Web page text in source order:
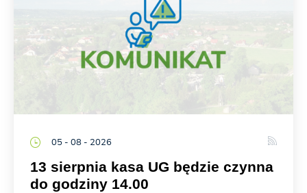
05 - 08 - 2026
13 sierpnia kasa UG będzie czynna
do godziny 14.00